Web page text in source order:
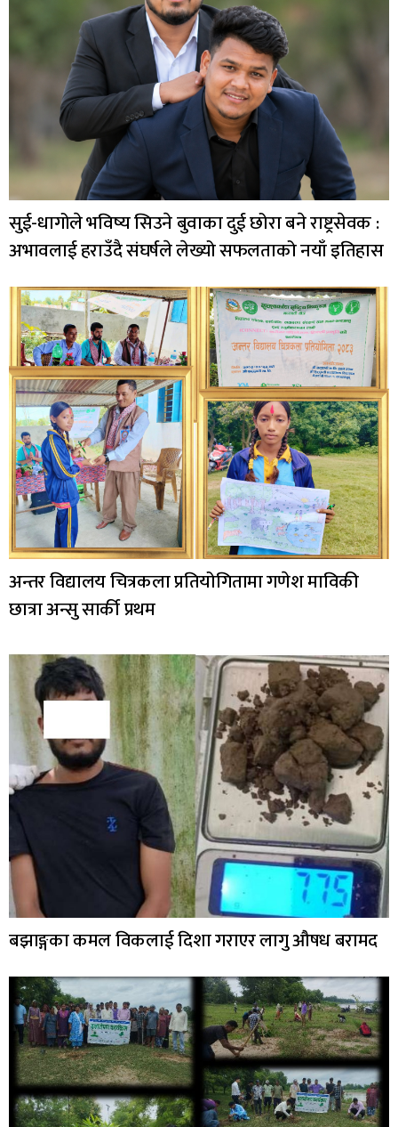
सुई-धागोले भविष्य सिउने बुवाका दुई छोरा बने राष्ट्रसेवक :
अभावलाई हराउँदै संघर्षले लेख्यो सफलताको नयाँ इतिहास
अन्तर विद्यालय चित्रकला प्रतियोगितामा गणेश माविकी
छात्रा अन्सु सार्की प्रथम
बझाङ्गका कमल विकलाई दिशा गराएर लागु औषध बरामद